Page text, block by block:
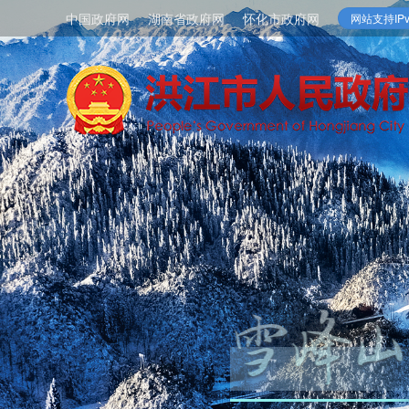
中国政府网 湖南省政府网 怀化市政府网 网站支持